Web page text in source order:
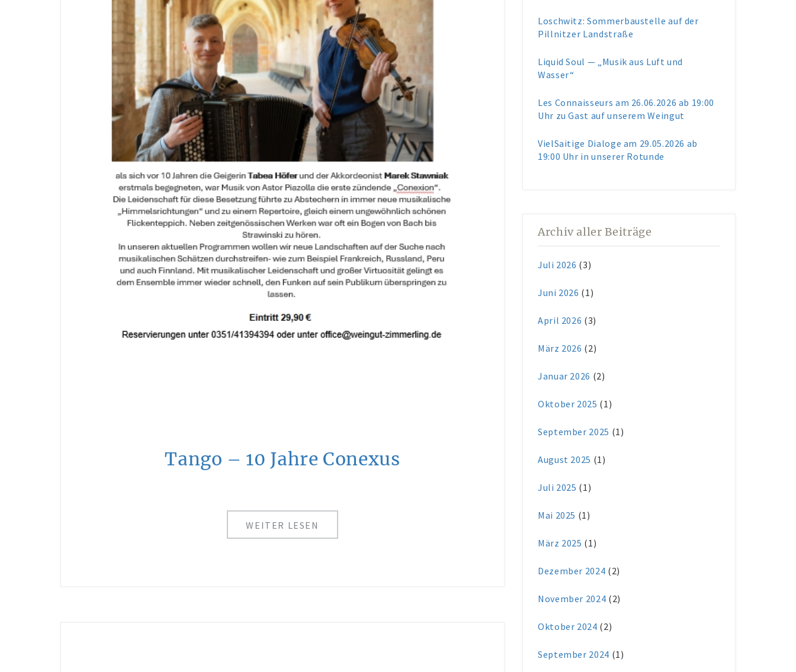
Tango – 10 Jahre Conexus
WEITER LESEN
Loschwitz: Sommerbaustelle auf der
Pillnitzer Landstraße
Liquid Soul — „Musik aus Luft und
Wasser“
Les Connaisseurs am 26.06.2026 ab 19:00
Uhr zu Gast auf unserem Weingut
VielSaitige Dialoge am 29.05.2026 ab
19:00 Uhr in unserer Rotunde
Archiv aller Beiträge
Juli 2026 (3)
Juni 2026 (1)
April 2026 (3)
März 2026 (2)
Januar 2026 (2)
Oktober 2025 (1)
September 2025 (1)
August 2025 (1)
Juli 2025 (1)
Mai 2025 (1)
März 2025 (1)
Dezember 2024 (2)
November 2024 (2)
Oktober 2024 (2)
September 2024 (1)